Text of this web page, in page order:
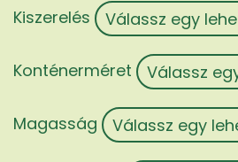
Kiszerelés
Konténerméret
Magasság